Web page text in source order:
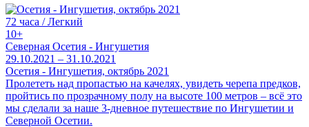
72 часа / Легкий
10+
Северная Осетия - Ингушетия
29.10.2021 – 31.10.2021
Осетия - Ингушетия, октябрь 2021
Пролететь над пропастью на качелях, увидеть черепа предков,
пройтись по прозрачному полу на высоте 100 метров – всё это
мы сделали за наше 3-дневное путешествие по Ингушетии и
Северной Осетии.